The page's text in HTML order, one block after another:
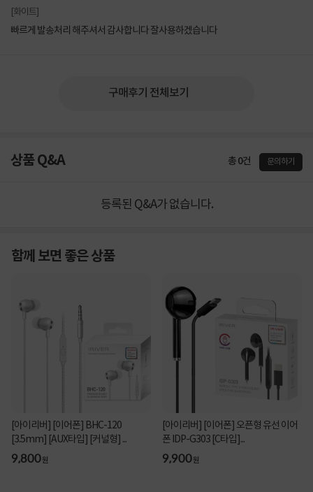
[화이트]
빠르게 발송처리 해주셔서 감사합니다 잘사용하겠습니다
구매후기 전체보기
상품 Q&A 총 0건 문의하기
등록된 Q&A가 없습니다.
함께 보면 좋은 상품
[아이리버] [이어폰] BHC-120
[3.5mm] [AUX타입] [커널형] ...
9,800원
[아이리버] [이어폰] 오픈형 유선 이어
폰 IDP-G303 [C타입]...
9,900원